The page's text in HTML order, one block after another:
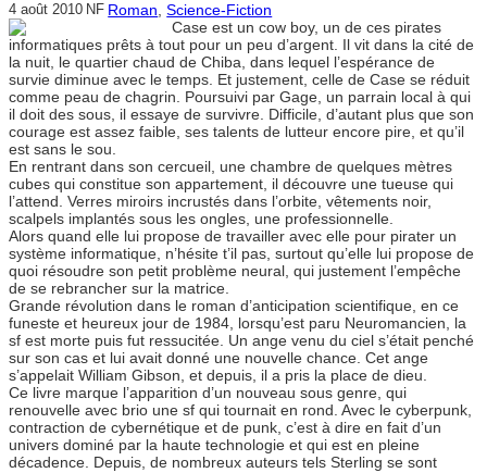
4 août 2010 NF Roman, Science-Fiction
Case est un cow boy, un de ces pirates
informatiques prêts à tout pour un peu d’argent. Il vit dans la cité de
la nuit, le quartier chaud de Chiba, dans lequel l’espérance de
survie diminue avec le temps. Et justement, celle de Case se réduit
comme peau de chagrin. Poursuivi par Gage, un parrain local à qui
il doit des sous, il essaye de survivre. Difficile, d’autant plus que son
courage est assez faible, ses talents de lutteur encore pire, et qu’il
est sans le sou.
En rentrant dans son cercueil, une chambre de quelques mètres
cubes qui constitue son appartement, il découvre une tueuse qui
l’attend. Verres miroirs incrustés dans l’orbite, vêtements noir,
scalpels implantés sous les ongles, une professionnelle.
Alors quand elle lui propose de travailler avec elle pour pirater un
système informatique, n’hésite t’il pas, surtout qu’elle lui propose de
quoi résoudre son petit problème neural, qui justement l’empêche
de se rebrancher sur la matrice.
Grande révolution dans le roman d’anticipation scientifique, en ce
funeste et heureux jour de 1984, lorsqu’est paru Neuromancien, la
sf est morte puis fut ressucitée. Un ange venu du ciel s’était penché
sur son cas et lui avait donné une nouvelle chance. Cet ange
s’appelait William Gibson, et depuis, il a pris la place de dieu.
Ce livre marque l’apparition d’un nouveau sous genre, qui
renouvelle avec brio une sf qui tournait en rond. Avec le cyberpunk,
contraction de cybernétique et de punk, c’est à dire en fait d’un
univers dominé par la haute technologie et qui est en pleine
décadence. Depuis, de nombreux auteurs tels Sterling se sont